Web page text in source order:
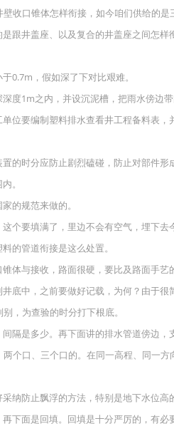
收口锥体怎样衔接，如今咱们供给的
跟井盖座、以及复合的井盖座之间怎
0.7m，假如深了下对比艰难。
度1m之内，并设沉泥槽，把雨水傍边
位要编制塑料排水查看井工程备料表
的时分应防止剧烈磕碰，防止对部件形
。
的规范来做的。
个要填满了，里边不会有空气，埋下去
的管道衔接是这么处置。
体与接收，路面很硬，要比及路面手艺
底中，之前要做好记载，为何？由于
，为查验的时分打下根底。
隔是多少。再下面讲的排水管道傍边
个口、三个口的。在同一高程、同一
纳防止飘浮的方法，特别是地下水位高
下面是回填。回填是十分严厉的，有